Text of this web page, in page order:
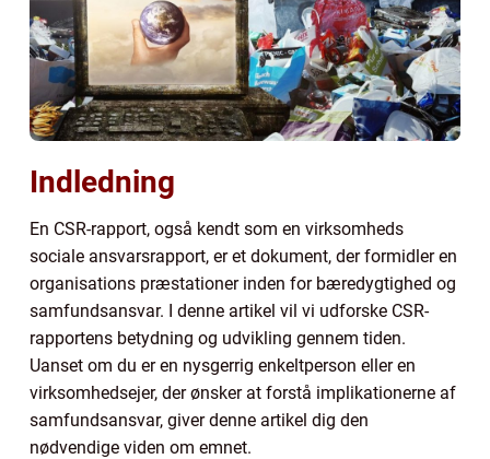
Indledning
En CSR-rapport, også kendt som en virksomheds
sociale ansvarsrapport, er et dokument, der formidler en
organisations præstationer inden for bæredygtighed og
samfundsansvar. I denne artikel vil vi udforske CSR-
rapportens betydning og udvikling gennem tiden.
Uanset om du er en nysgerrig enkeltperson eller en
virksomhedsejer, der ønsker at forstå implikationerne af
samfundsansvar, giver denne artikel dig den
nødvendige viden om emnet.